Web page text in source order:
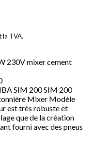
la TVA.
230V mixer cement
SIM 200 SIM 200
Mixer Modèle
est très robuste et
que de la création
fourni avec des pneus